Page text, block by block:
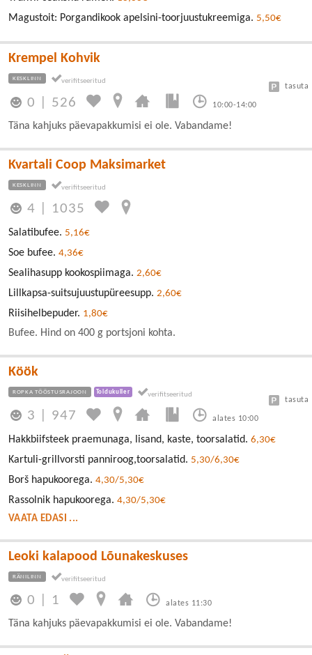
Magustoit: Porgandikook apelsini-toorjuustukreemiga. 5,50€
Krempel Kohvik
KESKLINN
0 526 10:00-14:00
tasuta
Täna kahjuks päevapakkumisi ei ole. Vabandame!
Kvartali Coop Maksimarket
KESKLINN
4 1035
Salatibufee. 5,16€
Soe bufee. 4,36€
Sealihasupp kookospiimaga. 2,60€
Lillkapsa-suitsujuustupüreesupp. 2,60€
Riisihelbepuder. 1,80€
Bufee. Hind on 400 g portsjoni kohta.
Köök
ROPKA TÖÖSTUSRAJOON Toidukuller
3 947 alates 10:00
tasuta
Hakkbiifsteek praemunaga, lisand, kaste, toorsalatid. 6,30€
Kartuli-grillvorsti panniroog,toorsalatid. 5,30/6,30€
Borš hapukoorega. 4,30/5,30€
Rassolnik hapukoorega. 4,30/5,30€
VAATA EDASI ...
Leoki kalapood Lõunakeskuses
RÄNILINN
0 1 alates 11:30
Täna kahjuks päevapakkumisi ei ole. Vabandame!